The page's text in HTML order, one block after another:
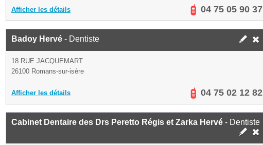
Afficher les détails 04 75 05 90 37
Badoy Hervé - Dentiste
18 RUE JACQUEMART
26100 Romans-sur-isère
Afficher les détails 04 75 02 12 82
Cabinet Dentaire des Drs Peretto Régis et Zarka Hervé - Dentiste